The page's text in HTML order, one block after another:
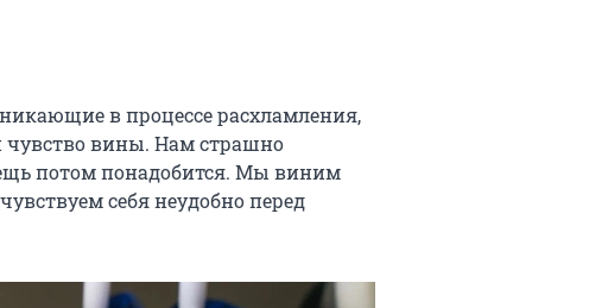
в процессе расхламления,
вины. Нам страшно
потом понадобится. Мы виним
себя неудобно перед